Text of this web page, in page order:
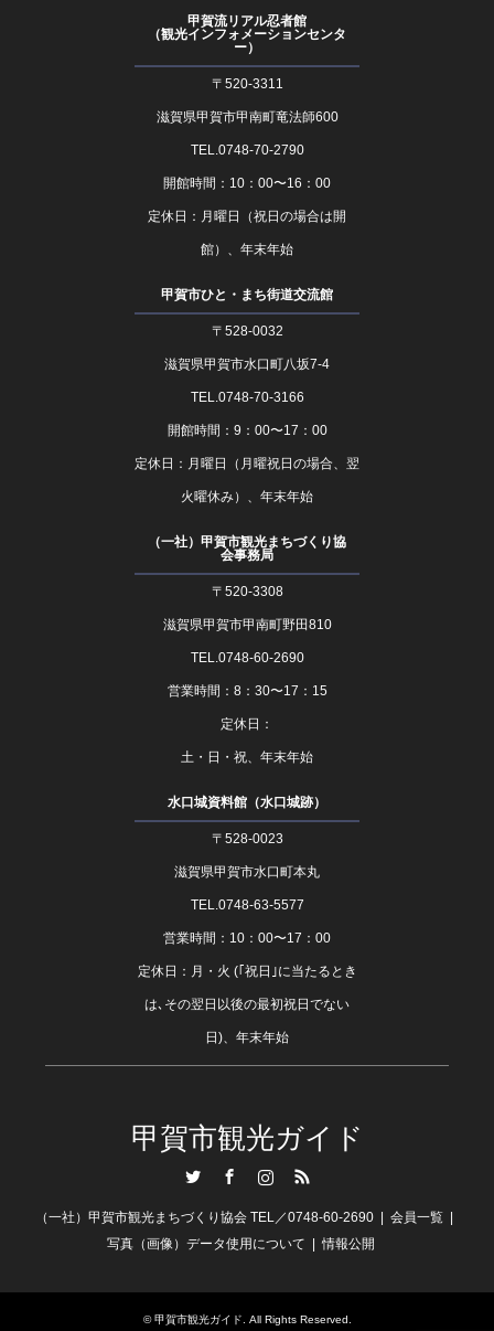
甲賀流リアル忍者館
（観光インフォメーションセンタ
ー）
〒520-3311
滋賀県甲賀市甲南町竜法師600
TEL.0748-70-2790
開館時間：10：00〜16：00
定休日：月曜日（祝日の場合は開
館）、年末年始
甲賀市ひと・まち街道交流館
〒528-0032
滋賀県甲賀市水口町八坂7-4
TEL.0748-70-3166
開館時間：9：00〜17：00
定休日：月曜日（月曜祝日の場合、翌
火曜休み）、年末年始
（一社）甲賀市観光まちづくり協
会事務局
〒520-3308
滋賀県甲賀市甲南町野田810
TEL.0748-60-2690
営業時間：8：30〜17：15
定休日：
土・日・祝、年末年始
水口城資料館（水口城跡）
〒528-0023
滋賀県甲賀市水口町本丸
TEL.0748-63-5577
営業時間：10：00〜17：00
定休日：月・火 (｢祝日｣に当たるとき
は､その翌日以後の最初祝日でない
日)、年末年始
甲賀市観光ガイド
RSS
（一社）甲賀市観光まちづくり協会 TEL／0748-60-2690
会員一覧
写真（画像）データ使用について
情報公開
©甲賀市観光ガイド . All Rights Reserved.